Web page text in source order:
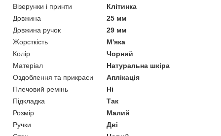
Візерунки і принти
Клітинка
Довжина
25 мм
Довжина ручок
29 мм
Жорсткість
М'яка
Колір
Чорний
Матеріал
Натуральна шкіра
Оздоблення та прикраси
Аплікація
Плечовий ремінь
Ні
Підкладка
Так
Розмір
Малий
Ручки
Дві